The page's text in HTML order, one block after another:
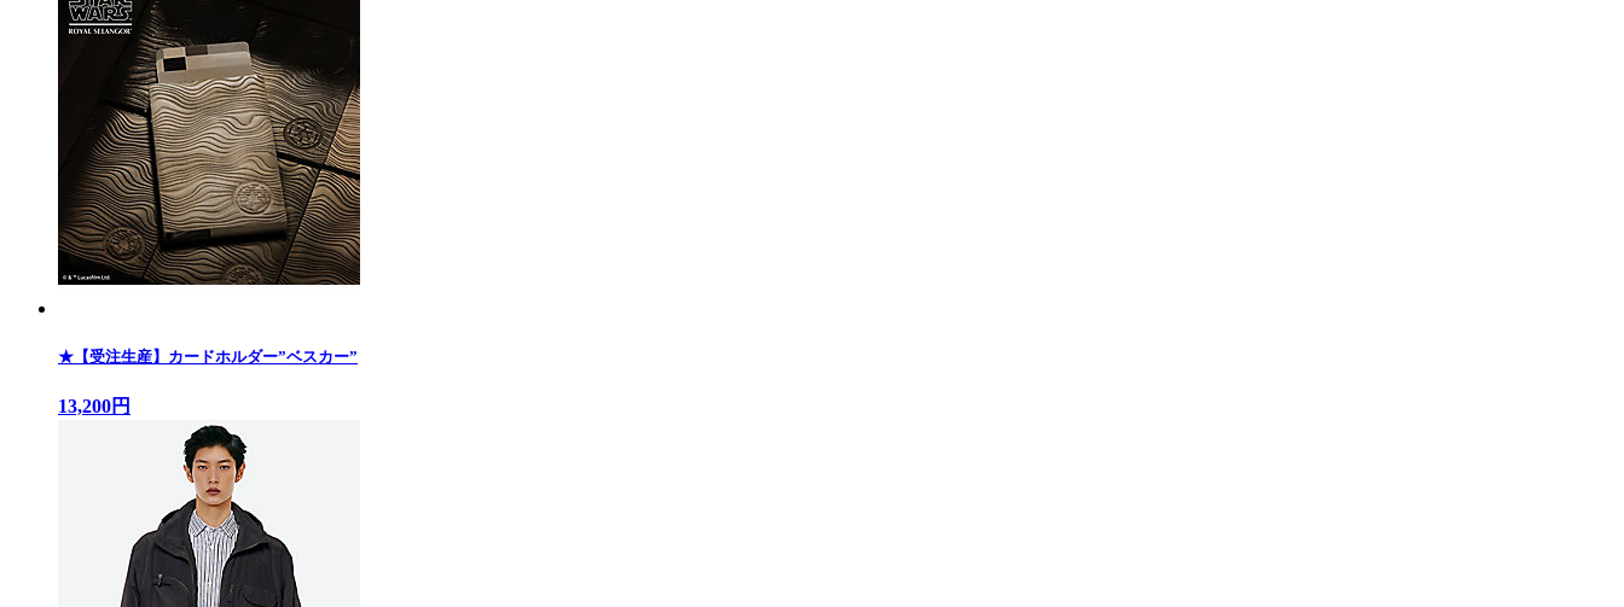
★【受注生産】カードホルダー”ベスカー”
13,200円